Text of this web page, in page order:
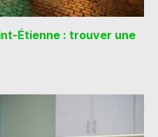
Étienne : trouver une